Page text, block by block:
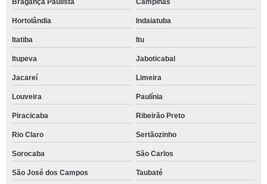
Bragança Paulista Campinas
Hortolândia Indaiatuba
Itatiba Itu
Itupeva Jaboticabal
Jacareí Limeira
Louveira Paulínia
Piracicaba Ribeirão Preto
Rio Claro Sertãozinho
Sorocaba São Carlos
São José dos Campos Taubaté